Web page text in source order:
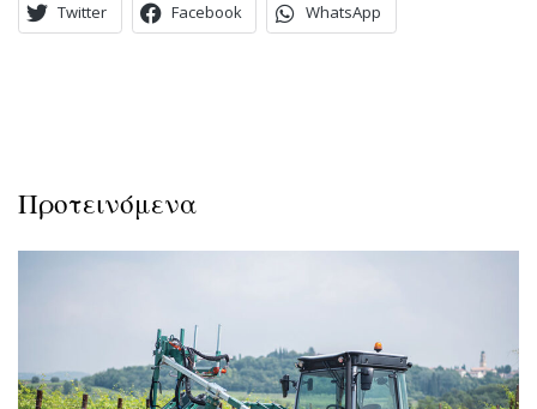
Twitter Facebook WhatsApp
Προτεινόμενα